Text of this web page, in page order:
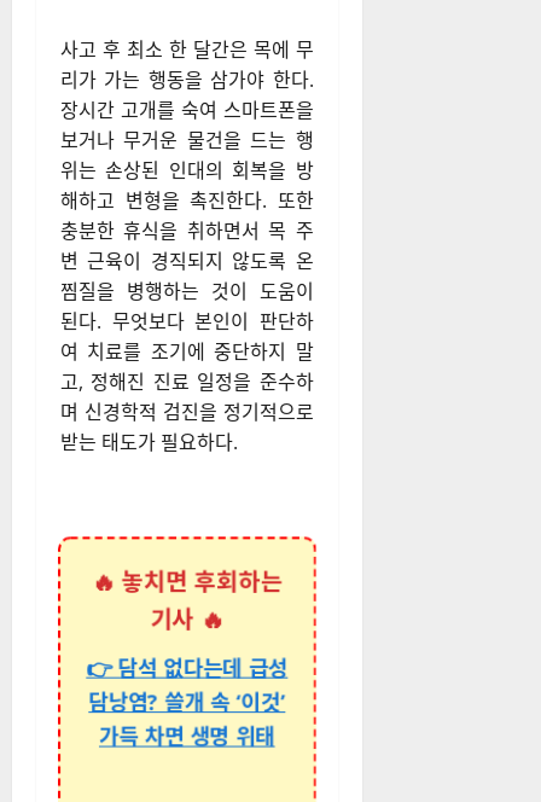
사고 후 최소 한 달간은 목에 무
리가 가는 행동을 삼가야 한다.
장시간 고개를 숙여 스마트폰을
보거나 무거운 물건을 드는 행
위는 손상된 인대의 회복을 방
해하고 변형을 촉진한다. 또한
충분한 휴식을 취하면서 목 주
변 근육이 경직되지 않도록 온
찜질을 병행하는 것이 도움이
된다. 무엇보다 본인이 판단하
여 치료를 조기에 중단하지 말
고, 정해진 진료 일정을 준수하
며 신경학적 검진을 정기적으로
받는 태도가 필요하다.
🔥 놓치면 후회하는
기사 🔥
👉 담석 없다는데 급성
담낭염? 쓸개 속 ‘이것’
가득 차면 생명 위태